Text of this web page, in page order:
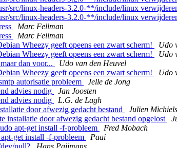
src/linux-headers-3.2.0-**/include/linux
src/linux-headers-3.2.0-**/include/linux
Marc Fellman
Marc Fellman
Wheezy geeft opeens een zwart scherm!
Udo
Wheezy geeft opeens een zwart scherm!
Udo
dan voor...
Udo van den Heuvel
Wheezy geeft opeens een zwart scherm!
Udo
autorisatie probleem
Jelle de Jong
advies nodig
Jan Joosten
advies nodig
L.G. de Lagh
door afwezig gedacht bestand
Julien
installatie door afwezig gedacht bestand opgelost
apt-get install -f-probleem
Fred Mobach
get install -f-probleem
Paai